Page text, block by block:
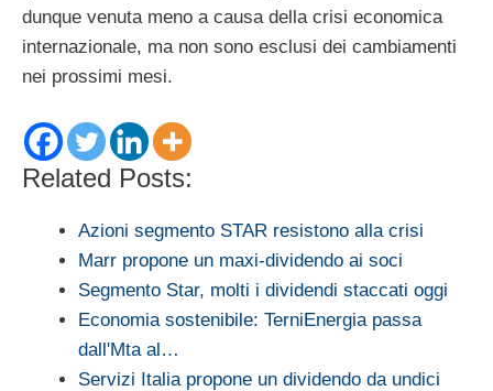
dunque venuta meno a causa della crisi economica
internazionale, ma non sono esclusi dei cambiamenti
nei prossimi mesi.
Related Posts:
Azioni segmento STAR resistono alla crisi
Marr propone un maxi-dividendo ai soci
Segmento Star, molti i dividendi staccati oggi
Economia sostenibile: TerniEnergia passa
dall'Mta al…
Servizi Italia propone un dividendo da undici